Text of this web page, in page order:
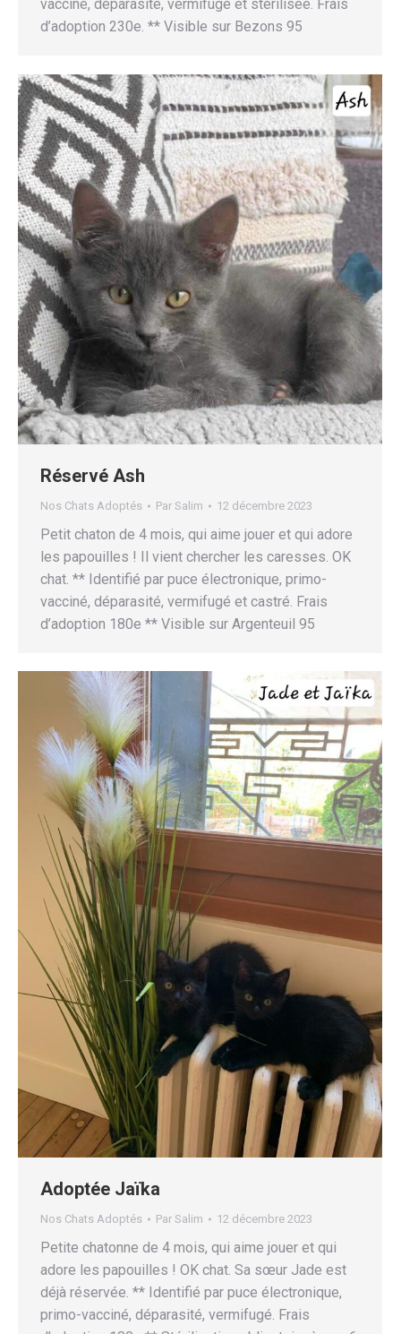
vacciné, déparasité, vermifugé et stérilisée. Frais
d’adoption 230e. ** Visible sur Bezons 95
Réservé Ash
Nos Chats Adoptés Par Salim 12 décembre 2023
Petit chaton de 4 mois, qui aime jouer et qui adore
les papouilles ! Il vient chercher les caresses. OK
chat. ** Identifié par puce électronique, primo-
vacciné, déparasité, vermifugé et castré. Frais
d’adoption 180e ** Visible sur Argenteuil 95
Adoptée Jaïka
Nos Chats Adoptés Par Salim 12 décembre 2023
Petite chatonne de 4 mois, qui aime jouer et qui
adore les papouilles ! OK chat. Sa sœur Jade est
déjà réservée. ** Identifié par puce électronique,
primo-vacciné, déparasité, vermifugé. Frais